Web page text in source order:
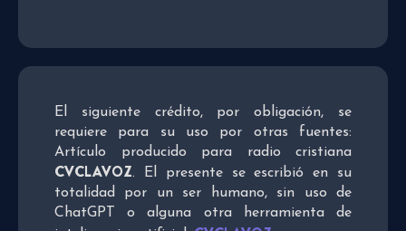
El siguiente crédito, por obligación, se
requiere para su uso por otras fuentes:
Artículo producido para radio cristiana
CVCLAVOZ. El presente se escribió en su
totalidad por un ser humano, sin uso de
ChatGPT o alguna otra herramienta de